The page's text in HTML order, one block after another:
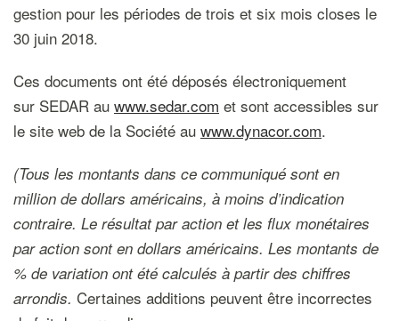
gestion pour les périodes de trois et six mois closes le
30 juin 2018.
Ces documents ont été déposés électroniquement
sur SEDAR au www.sedar.com et sont accessibles sur
le site web de la Société au www.dynacor.com.
(Tous les montants dans ce communiqué sont en
million de dollars américains, à moins d’indication
contraire. Le résultat par action et les flux monétaires
par action sont en dollars américains. Les montants de
% de variation ont été calculés à partir des chiffres
arrondis. Certaines additions peuvent être incorrectes